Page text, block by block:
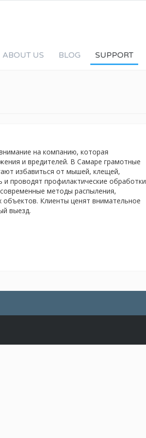
ABOUT US BLOG SUPPORT
на компанию, которая
и вредителей. В Самаре грамотные
избавиться от мышей, клещей,
и проводят профилактические обработки
методы распыления,
Клиенты ценят внимательное
выезд.